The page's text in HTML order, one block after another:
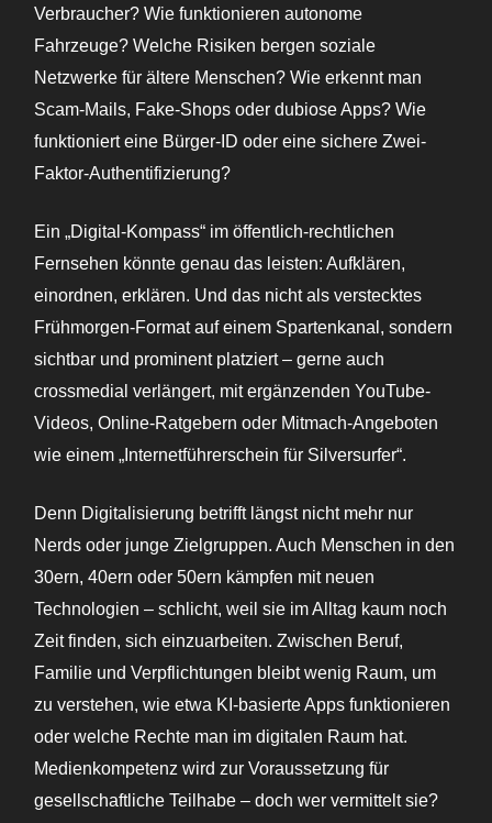
Verbraucher? Wie funktionieren autonome
Fahrzeuge? Welche Risiken bergen soziale
Netzwerke für ältere Menschen? Wie erkennt man
Scam-Mails, Fake-Shops oder dubiose Apps? Wie
funktioniert eine Bürger-ID oder eine sichere Zwei-
Faktor-Authentifizierung?
Ein „Digital-Kompass“ im öffentlich-rechtlichen
Fernsehen könnte genau das leisten: Aufklären,
einordnen, erklären. Und das nicht als verstecktes
Frühmorgen-Format auf einem Spartenkanal, sondern
sichtbar und prominent platziert – gerne auch
crossmedial verlängert, mit ergänzenden YouTube-
Videos, Online-Ratgebern oder Mitmach-Angeboten
wie einem „Internetführerschein für Silversurfer“.
Denn Digitalisierung betrifft längst nicht mehr nur
Nerds oder junge Zielgruppen. Auch Menschen in den
30ern, 40ern oder 50ern kämpfen mit neuen
Technologien – schlicht, weil sie im Alltag kaum noch
Zeit finden, sich einzuarbeiten. Zwischen Beruf,
Familie und Verpflichtungen bleibt wenig Raum, um
zu verstehen, wie etwa KI-basierte Apps funktionieren
oder welche Rechte man im digitalen Raum hat.
Medienkompetenz wird zur Voraussetzung für
gesellschaftliche Teilhabe – doch wer vermittelt sie?